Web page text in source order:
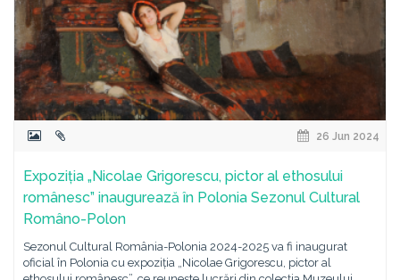
26 Jun 2024
Expoziția „Nicolae Grigorescu, pictor al ethosului
românesc” inaugurează în Polonia Sezonul Cultural
Româno-Polon
Sezonul Cultural România-Polonia 2024-2025 va fi inaugurat
oficial în Polonia cu expoziția „Nicolae Grigorescu, pictor al